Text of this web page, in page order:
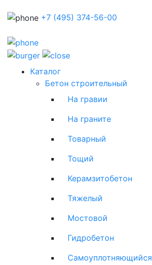
+7 (495) 374-56-00
Каталог
Бетон строительный
На гравии
На граните
Товарный
Тощий
Керамзитобетон
Тяжелый
Мостовой
Гидробетон
Самоуплотняющийся